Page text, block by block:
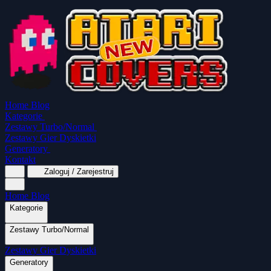
Home Blog
Kategorie
Zestawy Turbo/Normal
Zestawy Gier Dyskietki
Generatory
Kontakt
Zaloguj / Zarejestruj
Home Blog
Kategorie
Wszystkie kategorie
Zestawy Turbo/Normal
MapaSoft Turbo ROM SparkTurbo 2000
Mina Grubcio Normal
Zestawy Gier Dyskietki
Generatory